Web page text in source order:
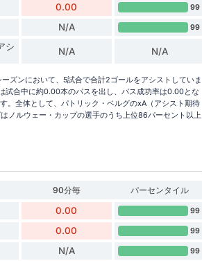
0.00 99
N/A 99
シ
N/A N/A
ズンにおいて、5試合で合計2ゴールをアシストしていま
試合中に約0.00本のパスを出し、パス成功率は0.00とな
。全体として、パトリック・ベルグのxA（アシスト期待
ノルウェー・カップの選手のうち上位86パーセント以上
90分毎
パーセンタイル
0.00 99
0.00 99
N/A 99